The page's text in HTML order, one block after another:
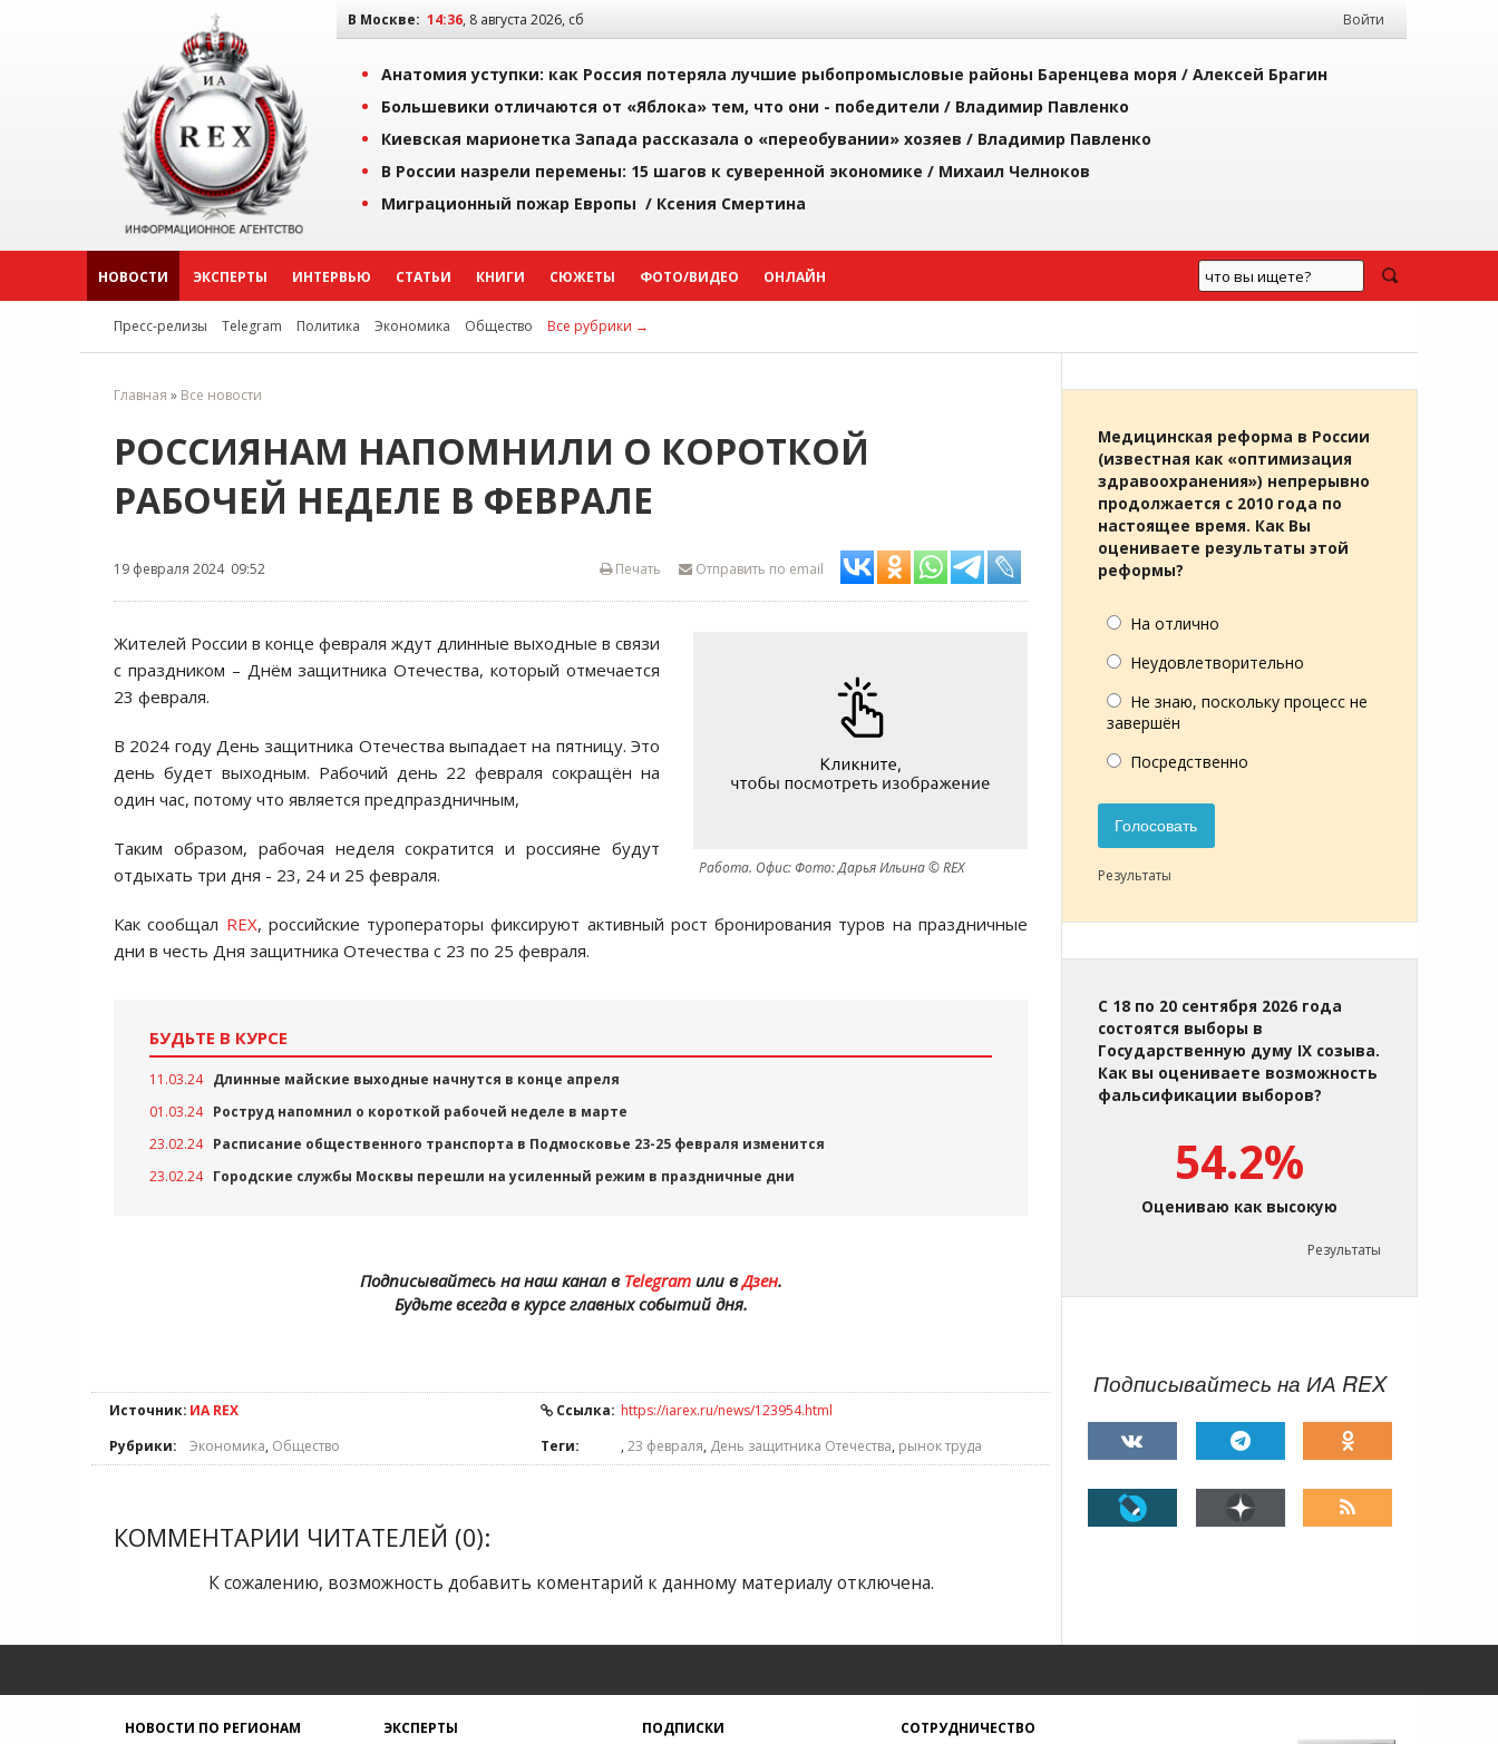
В Москве: 14:36, 8 августа 2026, сб Войти
Анатомия уступки: как Россия потеряла лучшие рыбопромысловые районы Баренцева моря / Алексей Брагин
Большевики отличаются от «Яблока» тем, что они - победители / Владимир Павленко
Киевская марионетка Запада рассказала о «переобувании» хозяев / Владимир Павленко
В России назрели перемены: 15 шагов к суверенной экономике / Михаил Челноков
Миграционный пожар Европы / Ксения Смертина
НОВОСТИ ЭКСПЕРТЫ ИНТЕРВЬЮ СТАТЬИ КНИГИ СЮЖЕТЫ ФОТО/ВИДЕО ОНЛАЙН
Пресс-релизы Telegram Политика Экономика Общество Все рубрики →
Главная » Все новости
РОССИЯНАМ НАПОМНИЛИ О КОРОТКОЙ
РАБОЧЕЙ НЕДЕЛЕ В ФЕВРАЛЕ
19 февраля 2024 09:52 Отправить по email
Печать
Работа. Офис: Фото: Дарья Ильина © REX
Жителей России в конце февраля ждут длинные выходные в связи
с праздником – Днём защитника Отечества, который отмечается
23 февраля.
В 2024 году День защитника Отечества выпадает на пятницу. Это
день будет выходным. Рабочий день 22 февраля сокращён на
один час, потому что является предпраздничным,
Таким образом, рабочая неделя сократится и россияне будут
отдыхать три дня - 23, 24 и 25 февраля.
Как сообщал REX, российские туроператоры фиксируют активный рост бронирования туров на праздничные
дни в честь Дня защитника Отечества с 23 по 25 февраля.
БУДЬТЕ В КУРСЕ
11.03.24 Длинные майские выходные начнутся в конце апреля
01.03.24 Роструд напомнил о короткой рабочей неделе в марте
23.02.24 Расписание общественного транспорта в Подмосковье 23-25 февраля изменится
23.02.24 Городские службы Москвы перешли на усиленный режим в праздничные дни
Подписывайтесь на наш канал в Telegramили вДзен.
Будьте всегда в курсе главных событий дня.
Источник: ИА REX Ссылка: https://iarex.ru/news/123954.html
Рубрики:
Экономика, Общество Теги: , 23 февраля, День защитника Отечества, рынок труда
КОММЕНТАРИИ ЧИТАТЕЛЕЙ (0):
К сожалению, возможность добавить коментарий к данному материалу отключена.
Медицинская реформа в России
(известная как «оптимизация
здравоохранения») непрерывно
продолжается с 2010 года по
настоящее время. Как Вы
оцениваете результаты этой
реформы?
На отлично
Неудовлетворительно
Не знаю, поскольку процесс не
завершён
Посредственно
Голосовать
Результаты
С 18 по 20 сентября 2026 года
состоятся выборы в
Государственную думу IX созыва.
Как вы оцениваете возможность
фальсификации выборов?
54.2%
Оцениваю как высокую
Результаты
Подписывайтесь на ИА REX
НОВОСТИ ПО РЕГИОНАМ ЭКСПЕРТЫ ПОДПИСКИ СОТРУДНИЧЕСТВО